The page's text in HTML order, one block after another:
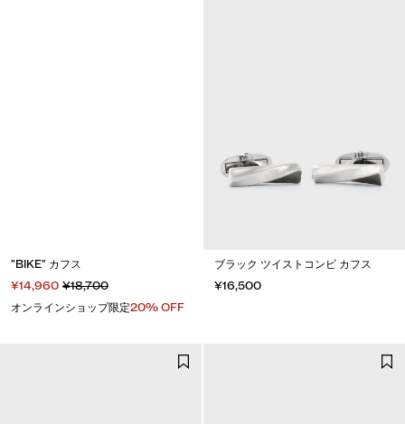
"BIKE" カフス
¥14,960 ¥18,700
オンラインショップ限定20% OFF
ブラック ツイストコンビ カフス
¥16,500